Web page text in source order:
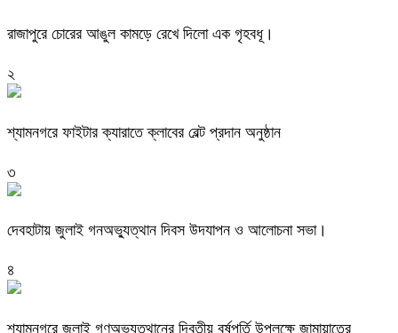
রাজাপুরে চোরের আঙুল কামড়ে রেখে দিলো এক গৃহবধূ।
২
শ্যামনগরে ফাইটার ক্যারাতে ক্লাবের বেল্ট প্রদান অনুষ্ঠান
৩
দেবহাটায় জুলাই গনঅভ্যুত্থান দিবস উদযাপন ও আলোচনা সভা।
৪
শ্যামনগরে জুলাই গণঅভ্যুত্থানের দ্বিতীয় বর্ষপূর্তি উপলক্ষে জামায়াতের